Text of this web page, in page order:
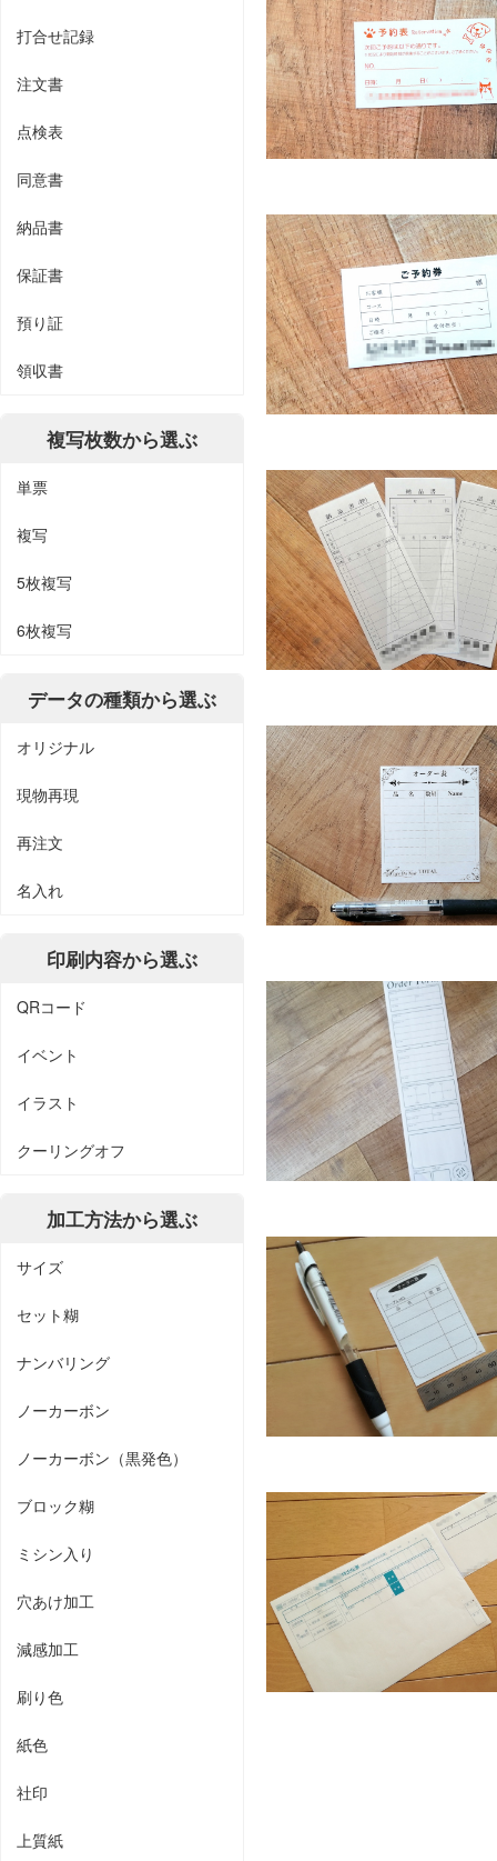
打合せ記録
注文書
点検表
同意書
納品書
保証書
預り証
領収書
複写枚数から選ぶ
単票
複写
5枚複写
6枚複写
データの種類から選ぶ
オリジナル
現物再現
再注文
名入れ
印刷内容から選ぶ
QRコード
イベント
イラスト
クーリングオフ
加工方法から選ぶ
サイズ
セット糊
ナンバリング
ノーカーボン
ノーカーボン（黒発色）
ブロック糊
ミシン入り
穴あけ加工
減感加工
刷り色
紙色
社印
上質紙